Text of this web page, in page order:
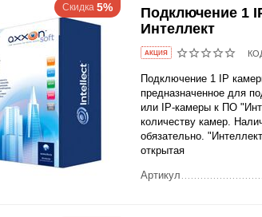
Скидка 5%
Подключение 1
Интеллект
AКЦИЯ
Подключение 1 IP
предназначенное для
или IP-камеры к ПО
количеству камер.
обязательно.
открытая
Артикул